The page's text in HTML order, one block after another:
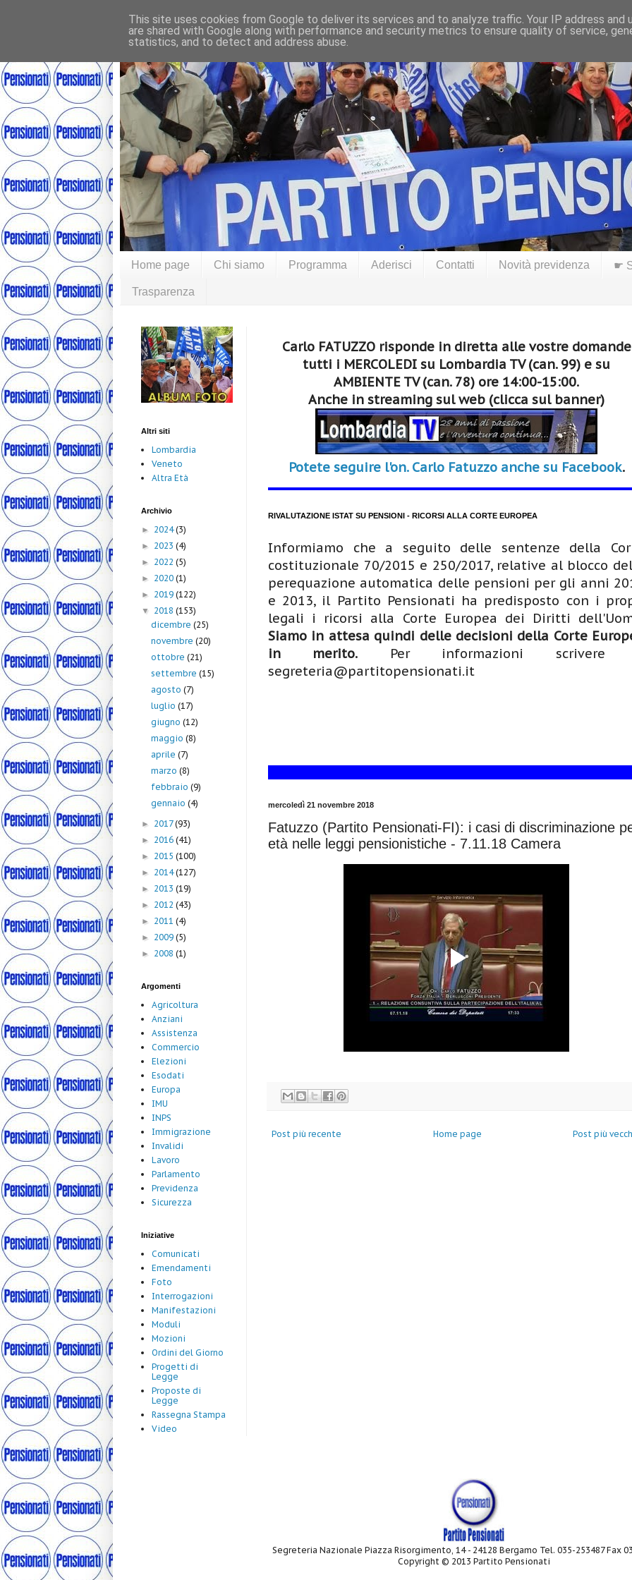
Home page Chi siamo Programma Aderisci Contatti Novità previdenza ☛
Trasparenza
Carlo FATUZZO risponde in diretta alle vostre domande
tutti i MERCOLEDI su Lombardia TV (can. 99) e su
AMBIENTE TV (can. 78) ore 14:00-15:00.
Anche in streaming sul web (clicca sul banner)
Potete seguire l'on. Carlo Fatuzzo anche su Facebook.
RIVALUTAZIONE ISTAT SU PENSIONI - RICORSI ALLA CORTE EUROPEA
Informiamo che a seguito delle sentenze della
costituzionale 70/2015 e 250/2017, relative al blocco
perequazione automatica delle pensioni per gli anni
e 2013, il Partito Pensionati ha predisposto con i
legali i ricorsi alla Corte Europea dei Diritti
Siamo in attesa quindi delle decisioni della Corte
in merito. Per informazioni scrivere
segreteria@partitopensionati.it
mercoledì 21 novembre 2018
Fatuzzo (Partito Pensionati-FI): i casi di discriminazione
età nelle leggi pensionistiche - 7.11.18 Camera
Post più recente Post più
Home page
Altri siti
Lombardia
Veneto
Altra Età
Archivio
► 2024(3)
► 2023 (4)
► 2022 (5)
► 2020 (1)
► 2019 (122)
▼ 2018 (153)
dicembre(25)
novembre(20)
ottobre(21)
settembre(15)
agosto(7)
luglio(17)
giugno(12)
maggio(8)
aprile(7)
marzo(8)
febbraio(9)
gennaio(4)
► 2017(93)
► 2016 (41)
► 2015 (100)
► 2014(127)
► 2013 (19)
► 2012 (43)
► 2011 (4)
► 2009 (5)
► 2008 (1)
Argomenti
Agricoltura
Anziani
Assistenza
Commercio
Elezioni
Esodati
Europa
IMU
INPS
Immigrazione
Invalidi
Lavoro
Parlamento
Previdenza
Sicurezza
Iniziative
Comunicati
Emendamenti
Foto
Interrogazioni
Manifestazioni
Moduli
Mozioni
Ordini del Giorno
Progetti di
Legge
Proposte di
Legge
Rassegna Stampa
Video
Segreteria Nazionale Piazza Risorgimento, 14 - 24128 Bergamo Tel. 035-253487 Fax
Copyright © 2013 Partito Pensionati
This site uses cookies from Google to deliver its services and to analyze traffic. Your IP address and
are shared with Google along with performance and security metrics to ensure quality of service,
statistics, and to detect and address abuse.